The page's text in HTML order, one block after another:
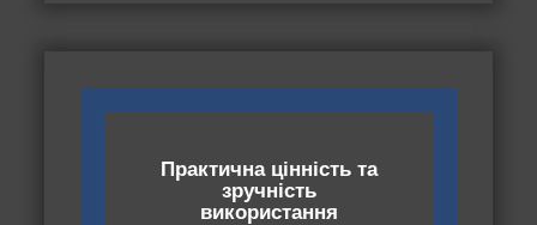
Практична цінність та
зручність
використання